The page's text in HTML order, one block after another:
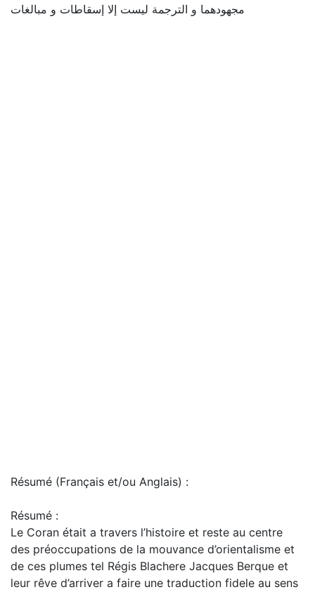
مجهودهما و الترجمة ليست إلا إسقاطات و مبالغات
Résumé (Français et/ou Anglais) :
Résumé :
Le Coran était a travers l’histoire et reste au centre
des préoccupations de la mouvance d’orientalisme et
de ces plumes tel Régis Blachere Jacques Berque et
leur rêve d’arriver a faire une traduction fidele au sens